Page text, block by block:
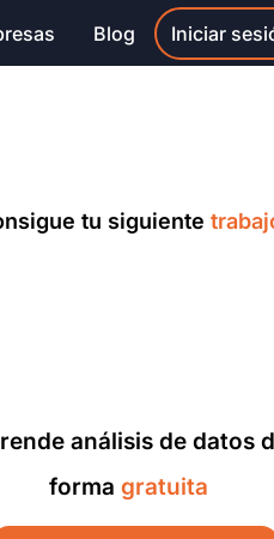
Blog Iniciar
tu siguiente
análisis de datos
forma gratuita